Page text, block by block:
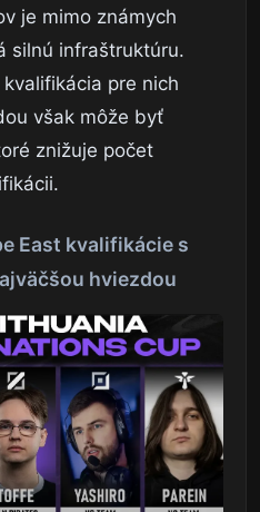
je mimo známych
silnú infraštruktúru.
pre nich
však môže byť
znižuje počet
East kvalifikácie s
hviezdou